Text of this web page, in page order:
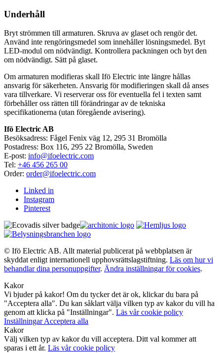
Underhåll
Bryt strömmen till armaturen. Skruva av glaset och rengör det.
Använd inte rengöringsmedel som innehåller lösningsmedel. Byt
LED-modul om nödvändigt. Kontrollera packningen och byt den
om nödvändigt. Sätt på glaset.
Om armaturen modifieras skall Ifö Electric inte längre hållas
ansvarig för säkerheten. Ansvarig för modifieringen skall då anses
vara tillverkare. Vi reserverar oss för eventuella fel i texten samt
förbehåller oss rätten till förändringar av de tekniska
specifikationerna (utan föregående avisering).
Ifö Electric AB
Besöksadress: Fågel Fenix väg 12, 295 31 Bromölla
Postadress: Box 116, 295 22 Bromölla, Sweden
E-post: info@ifoelectric.com
Tel: +46 456 265 00
Order: order@ifoelectric.com
Linked in
Instagram
Pinterest
© Ifö Electric AB. Allt material publicerat på webbplatsen är
skyddat enligt internationell upphovsrättslagstiftning. Läs om hur vi
behandlar dina personuppgifter. Ändra inställningar för cookies.
Kakor
Vi bjuder på kakor! Om du tycker det är ok, klickar du bara på
"Acceptera alla". Du kan såklart välja vilken typ av kakor du vill ha
genom att klicka på "Inställningar". Läs vår cookie policy
InställningarAcceptera alla
Kakor
Välj vilken typ av kakor du vill acceptera. Ditt val kommer att
sparas i ett år. Läs vår cookie policy